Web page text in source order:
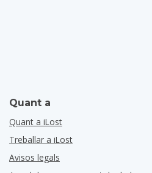
Quant a
Quant a iLost
Treballar a iLost
Avisos legals